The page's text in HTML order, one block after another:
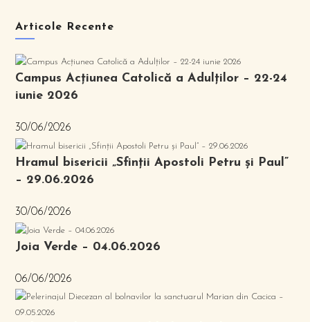
Articole Recente
Campus Acțiunea Catolică a Adulților – 22-24
iunie 2026
30/06/2026
Hramul bisericii „Sfinții Apostoli Petru și Paul”
– 29.06.2026
30/06/2026
Joia Verde – 04.06.2026
06/06/2026